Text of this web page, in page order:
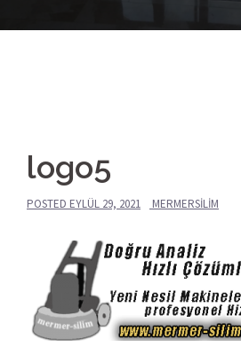
logo5
POSTED EYLÜL 29, 2021 MERMERSILIM